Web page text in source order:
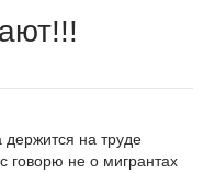
держится на труде
говорю не о мигрантах